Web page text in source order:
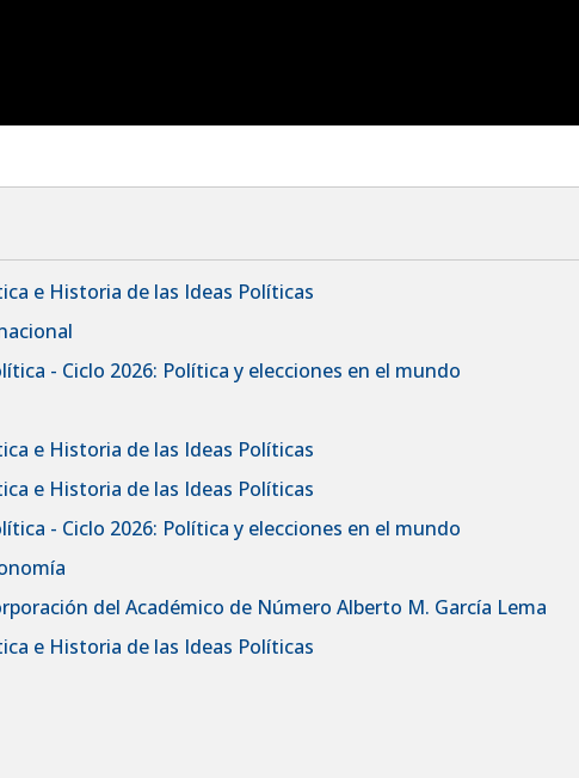
e Historia de las Ideas Políticas
- Ciclo 2026: Política y elecciones en el mundo
e Historia de las Ideas Políticas
e Historia de las Ideas Políticas
- Ciclo 2026: Política y elecciones en el mundo
del Académico de Número Alberto M. García Lema
e Historia de las Ideas Políticas